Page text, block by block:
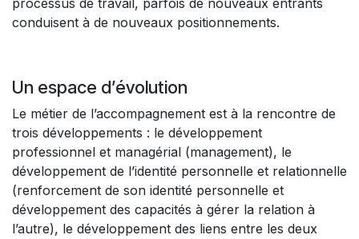
processus de travail, parfois de nouveaux entrants
conduisent à de nouveaux positionnements.
Un espace d’évolution
Le métier de l’accompagnement est à la rencontre de
trois développements : le développement
professionnel et managérial (management), le
développement de l’identité personnelle et relationnelle
(renforcement de son identité personnelle et
développement des capacités à gérer la relation à
l’autre), le développement des liens entre les deux